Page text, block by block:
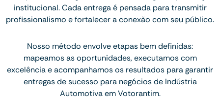
institucional. Cada entrega é pensada para transmitir
profissionalismo e fortalecer a conexão com seu público.
Nosso método envolve etapas bem definidas:
mapeamos as oportunidades, executamos com
excelência e acompanhamos os resultados para garantir
entregas de sucesso para negócios de Indústria
Automotiva em Votorantim.